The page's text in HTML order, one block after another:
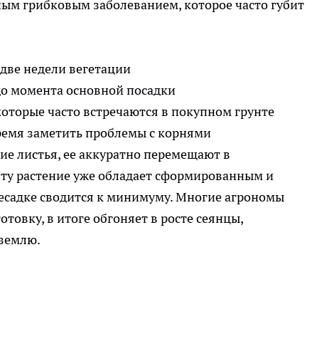
грибковым заболеванием, которое часто губит
недели вегетации
момента основной посадки
часто встречаются в покупном грунте
заметить проблемы с корнями
листья, ее аккуратно перемещают в
растение уже обладает сформированным и
сводится к минимуму. Многие агрономы
в итоге обгоняет в росте сеянцы,